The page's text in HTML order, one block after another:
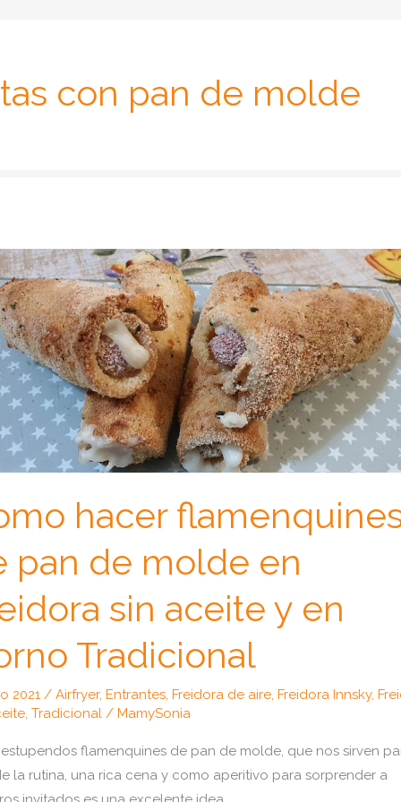
con pan de molde
hacer
pan de molde en
sin aceite y en
Tradicional
2021/Airfryer,Entrantes,Freidora de aire,Freidora Innsky,
,Tradicional /MamySonia
flamenquines de pan de molde, que nos sirven
la rutina, una rica cena y como aperitivo para sorprender a